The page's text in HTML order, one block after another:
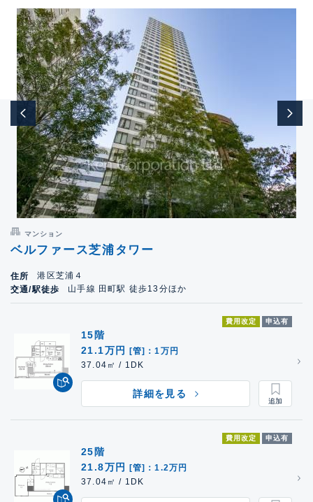
マンション
ベルファース芝浦タワー
住所
港区芝浦４
交通/駅徒歩
山手線 田町駅 徒歩13分ほか
費用改定 申込有
15階
21.1万円
[管]：1万円
37.04㎡ / 1DK
詳細を見る
費用改定 申込有
25階
21.8万円
[管]：1.2万円
37.04㎡ / 1DK